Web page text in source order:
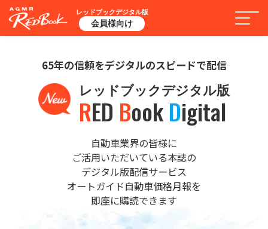
レッドブックデジタル版
会員様向け
65年の信頼をデジタルのスピードで配信
レッドブックデジタル版
RED BookDigital
自動車業界の皆様に
ご活用いただいている本誌の
デジタル版配信サービス
オートガイド自動車価格月報を
即座に購読できます